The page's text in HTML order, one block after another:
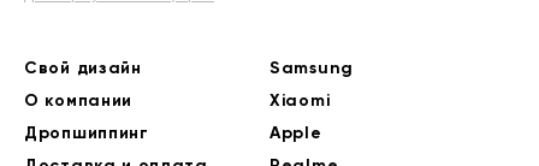
Свой дизайн
О компании
Дропшиппинг
Samsung
Xiaomi
Apple